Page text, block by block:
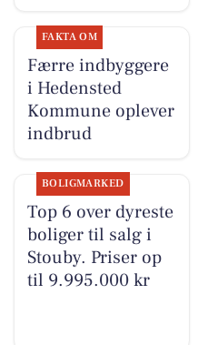
FAKTA OM
Færre indbyggere
i Hedensted
Kommune oplever
indbrud
BOLIGMARKED
Top 6 over dyreste
boliger til salg i
Stouby. Priser op
til 9.995.000 kr